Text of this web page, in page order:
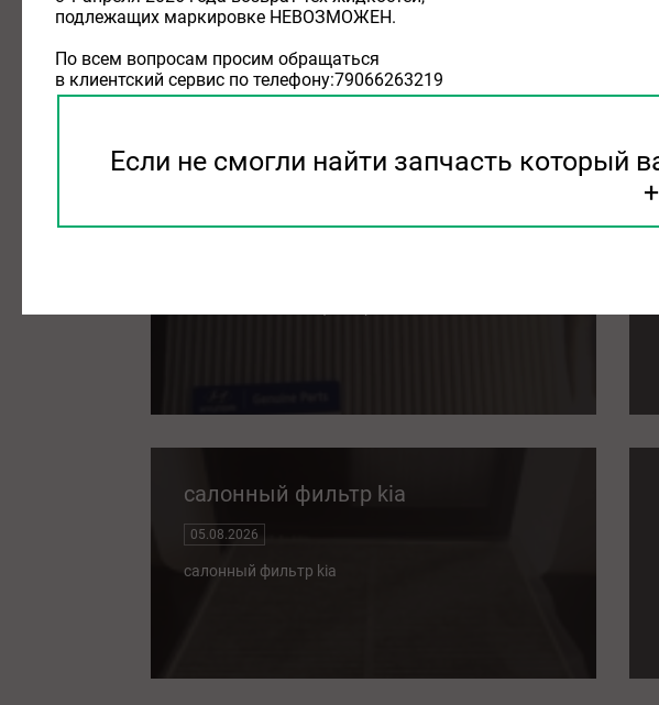
08.08.2026
замена салонного фильтра kia
салонный фильтр kia
05.08.2026
салонный фильтр kia
подлежащих маркировке НЕВОЗМОЖЕН.
По всем вопросам просим обращаться
в клиентский сервис по телефону:79066263219
Если не смогли найти запчасть который